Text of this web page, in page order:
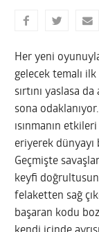
Her yeni
gelecek temalı
sırtını yaslasa
sona
ısınmanın
eriyerek
Geçmişte
keyfi
felaketten sağ
başaran kodu